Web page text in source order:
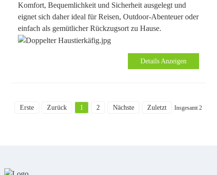
Komfort, Bequemlichkeit und Sicherheit ausgelegt und
eignet sich daher ideal für Reisen, Outdoor-Abenteuer oder
einfach als gemütlicher Rückzugsort zu Hause.
Details Anzeigen
Erste Zurück 1 2 Nächste Zuletzt Insgesamt 2